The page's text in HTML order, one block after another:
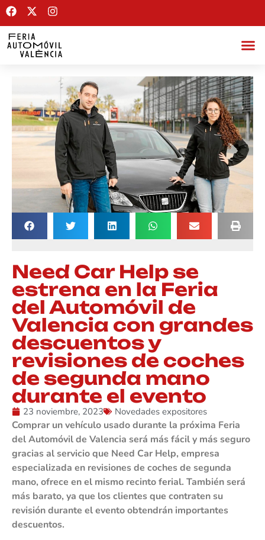
Need Car Help se
estrena en la Feria
del Automóvil de
Valencia con grandes
descuentos y
revisiones de coches
de segunda mano
durante el evento
23 noviembre, 2023 Novedades expositores
Comprar un vehículo usado durante la próxima Feria
del Automóvil de Valencia será más fácil y más seguro
gracias al servicio que Need Car Help, empresa
especializada en revisiones de coches de segunda
mano, ofrece en el mismo recinto ferial. También será
más barato, ya que los clientes que contraten su
revisión durante el evento obtendrán importantes
descuentos.